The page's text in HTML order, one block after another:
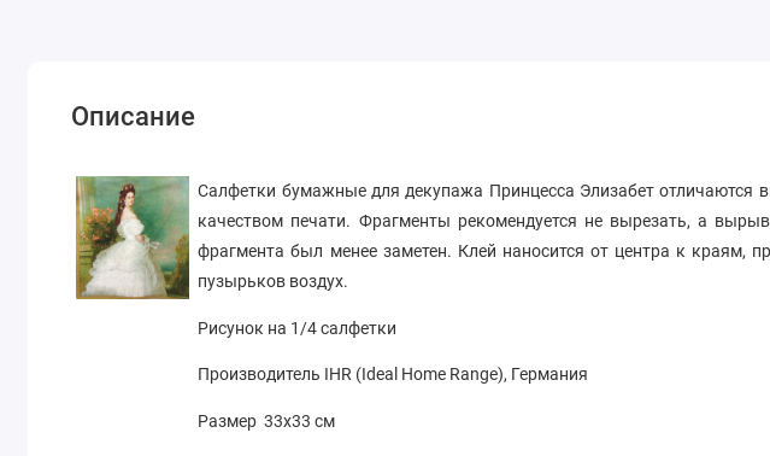
Описание
Салфетки бумажные для декупажа Принцесса Элизабет отличаются
качеством печати. Фрагменты рекомендуется не вырезать, а
фрагмента был менее заметен. Клей наносится от центра к краям,
пузырьков воздух.
Рисунок на 1/4 салфетки
Производитель IHR (Ideal Home Range), Германия
Размер 33х33 см